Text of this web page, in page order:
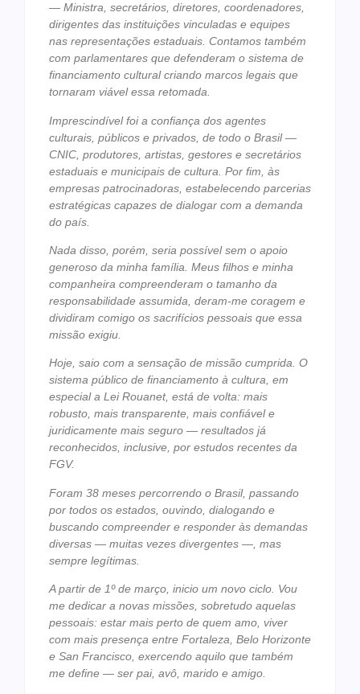
— Ministra, secretários, diretores, coordenadores,
dirigentes das instituições vinculadas e equipes
nas representações estaduais. Contamos também
com parlamentares que defenderam o sistema de
financiamento cultural criando marcos legais que
tornaram viável essa retomada.
Imprescindível foi a confiança dos agentes
culturais, públicos e privados, de todo o Brasil —
CNIC, produtores, artistas, gestores e secretários
estaduais e municipais de cultura. Por fim, às
empresas patrocinadoras, estabelecendo parcerias
estratégicas capazes de dialogar com a demanda
do país.
Nada disso, porém, seria possível sem o apoio
generoso da minha família. Meus filhos e minha
companheira compreenderam o tamanho da
responsabilidade assumida, deram-me coragem e
dividiram comigo os sacrifícios pessoais que essa
missão exigiu.
Hoje, saio com a sensação de missão cumprida. O
sistema público de financiamento à cultura, em
especial a Lei Rouanet, está de volta: mais
robusto, mais transparente, mais confiável e
juridicamente mais seguro — resultados já
reconhecidos, inclusive, por estudos recentes da
FGV.
Foram 38 meses percorrendo o Brasil, passando
por todos os estados, ouvindo, dialogando e
buscando compreender e responder às demandas
diversas — muitas vezes divergentes —, mas
sempre legítimas.
A partir de 1º de março, inicio um novo ciclo. Vou
me dedicar a novas missões, sobretudo aquelas
pessoais: estar mais perto de quem amo, viver
com mais presença entre Fortaleza, Belo Horizonte
e San Francisco, exercendo aquilo que também
me define — ser pai, avô, marido e amigo.